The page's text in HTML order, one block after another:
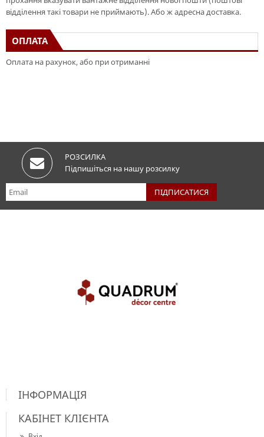
відділення такі товари не приймають). Або ж адресна доставка.
ОПЛАТА
Оплата на рахунок, або при отриманні
РОЗСИЛКА
Підпишіться на нашу розсилку
ІНФОРМАЦІЯ
КАБІНЕТ КЛІЄНТА